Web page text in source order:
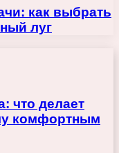
как выбрать
луг
что делает
комфортным